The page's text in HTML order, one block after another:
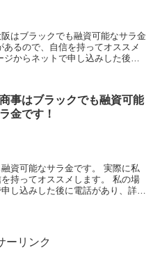
はブラックでも融資可能なサラ金
るので、自信を持ってオススメ
からネットで申し込みした後に
事はブラックでも融資可能
金です！
資可能なサラ金です。 実際に私
持ってオススメします。 私の場
し込みした後に電話があり、詳細
ーリンク